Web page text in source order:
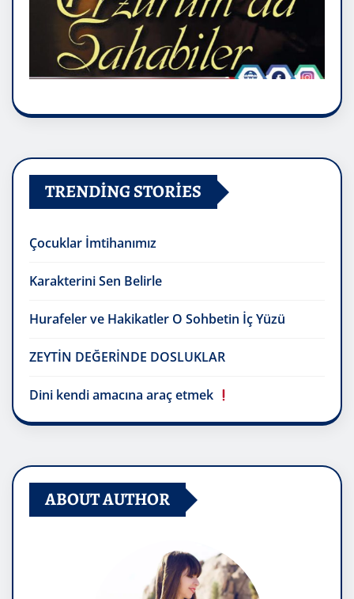
TRENDING STORIES
Çocuklar İmtihanımız
Karakterini Sen Belirle
Hurafeler ve Hakikatler O Sohbetin İç Yüzü
ZEYTİN DEĞERİNDE DOSLUKLAR
Dini kendi amacına araç etmek
ABOUT AUTHOR